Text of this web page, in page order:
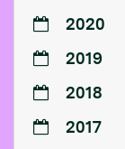
2020
2019
2018
2017